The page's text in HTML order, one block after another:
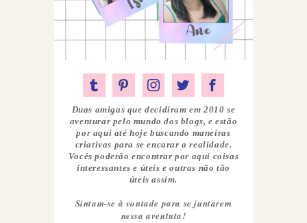
Duas amigas que decidiram em 2010 se
aventurar pelo mundo dos blogs, e estão
por aqui até hoje buscando maneiras
criativas para se encarar a realidade.
Vocês poderão encontrar por aqui coisas
interessantes e úteis e outras não tão
úteis assim.
Sintam-se à vontade para se juntarem
nessa aventuta!